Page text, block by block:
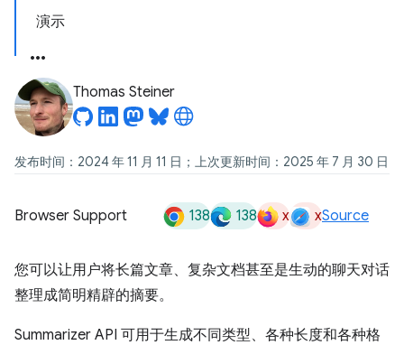
演示
Thomas Steiner
发布时间：2024 年 11 月 11 日；上次更新时间：2025 年 7 月 30 日
Browser Support 138 138 x xSource
您可以让用户将长篇文章、复杂文档甚至是生动的聊天对话
整理成简明精辟的摘要。
Summarizer API 可用于生成不同类型、各种长度和各种格